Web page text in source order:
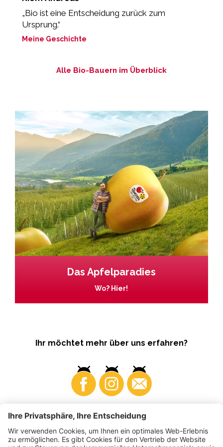
„Bio ist eine Entscheidung zurück zum
Ursprung.“
Meine Geschichte
Alle Bio-Bauern im Überblick
Das Apfelparadies
Wo? Hier!
Ihr möchtet mehr über uns erfahren?
Business Produzenten